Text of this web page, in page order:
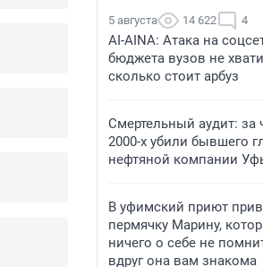
5 августа 14 622 4
AI-AINA: Атака на
бюджета вузов не
сколько стоит арбуз
Смертельный аудит: за
2000-х убили бывшего
нефтяной компании
В уфимский приют
пермячку Марину,
ничего о себе не
вдруг она вам знакома